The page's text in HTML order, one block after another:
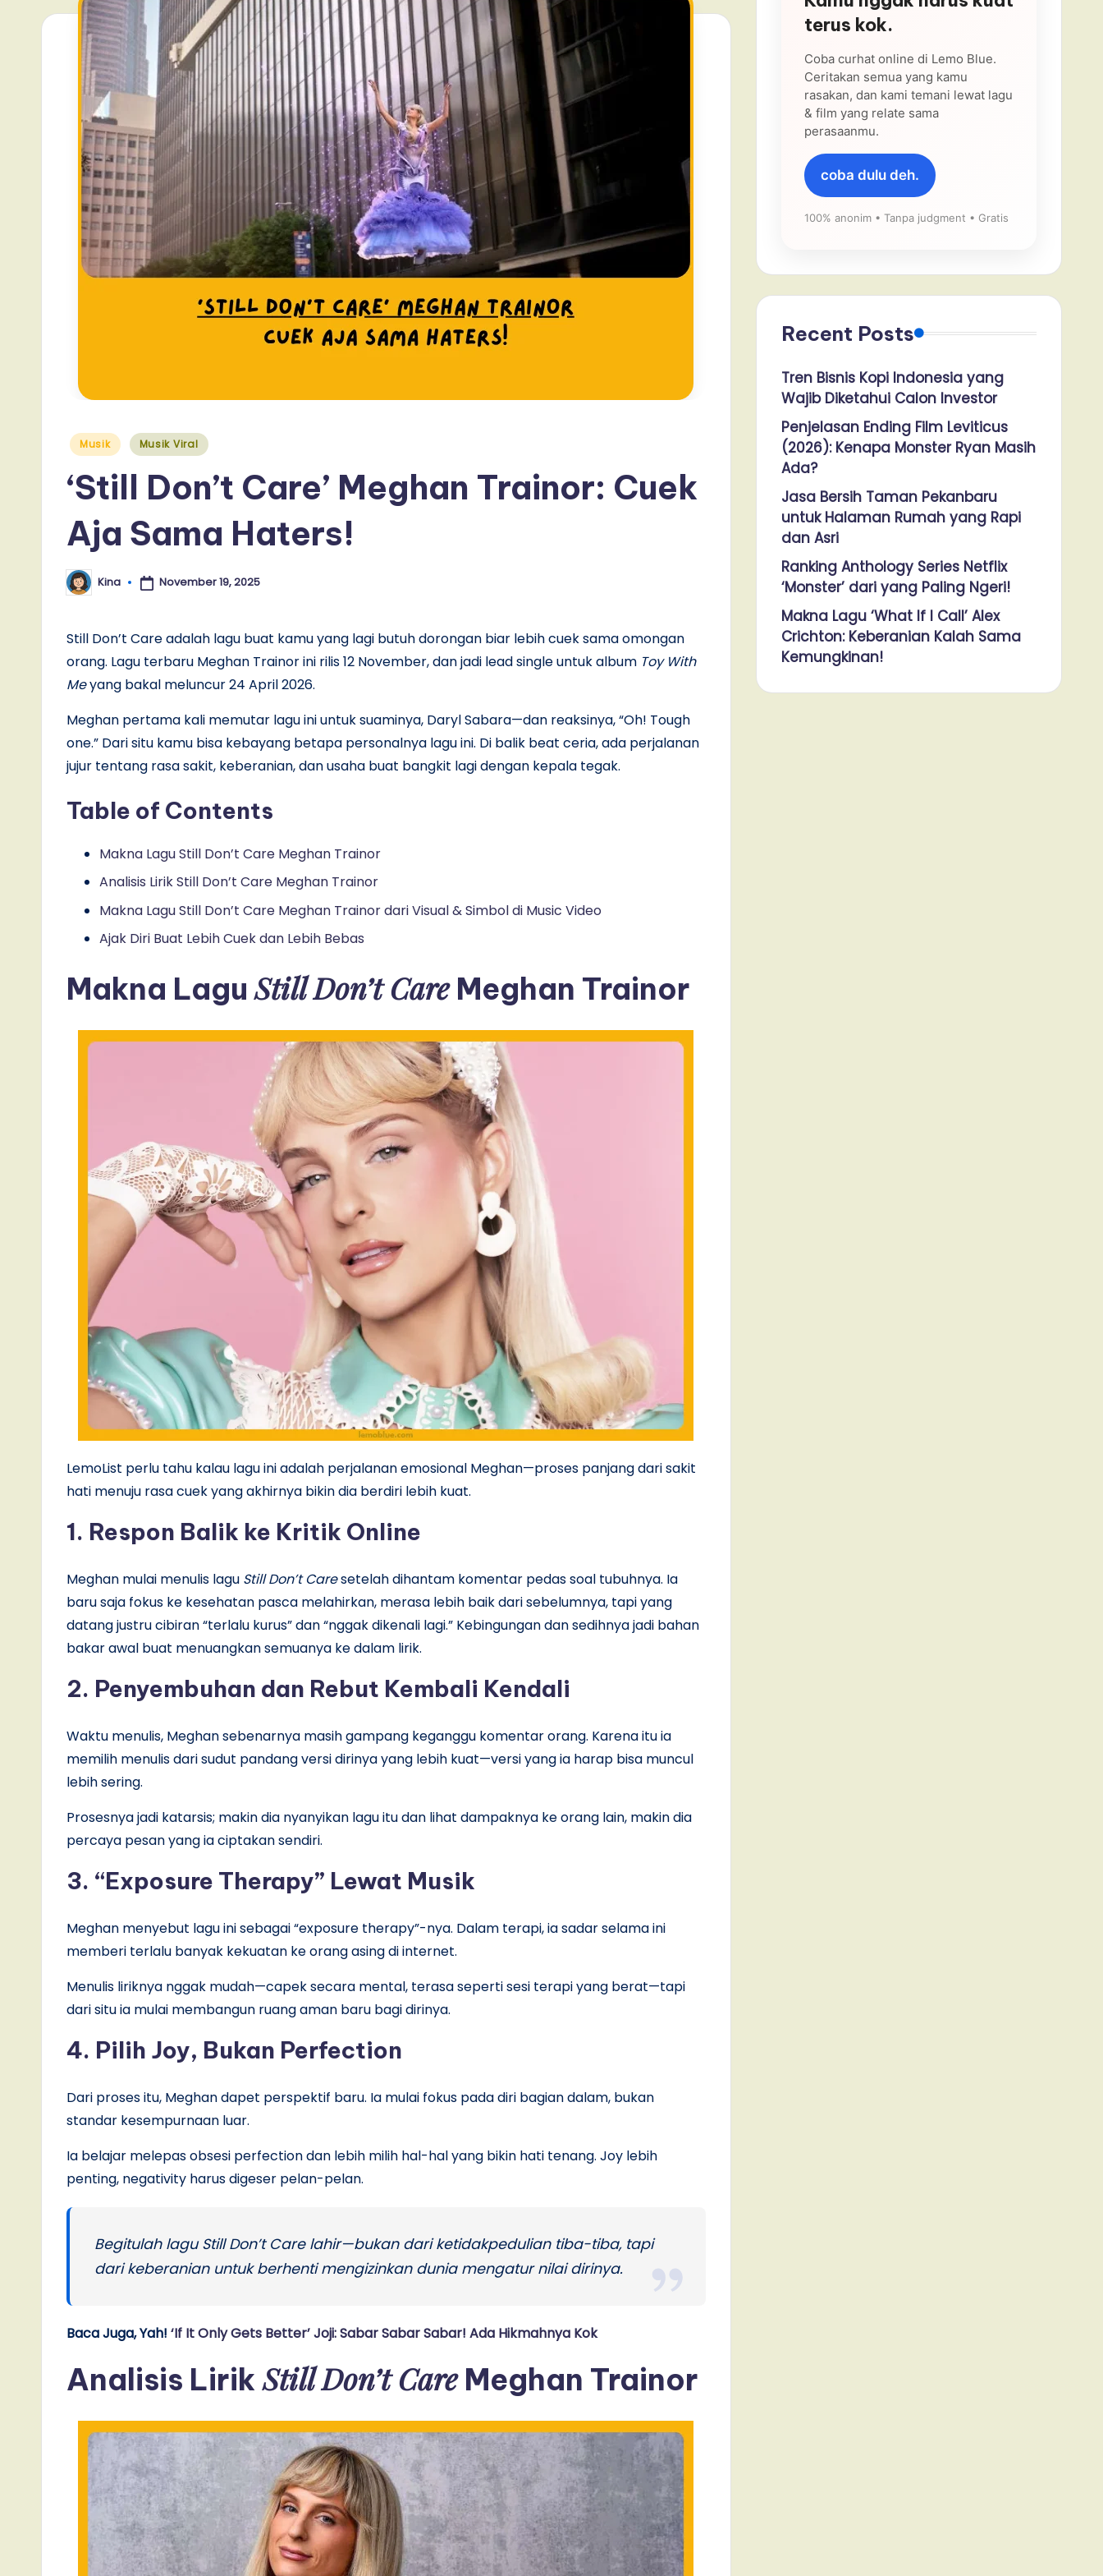
Posted
Musik Musik Viral
‘Still Don’t Care’ Meghan Trainor: Cuek
Aja Sama Haters!
Posted
by
Kina November 19, 2025
Still Don’t Care adalah lagu buat kamu yang lagi butuh dorongan biar lebih cuek sama omongan
orang. Lagu terbaru Meghan Trainor ini rilis 12 November, dan jadi lead single untuk album Toy With
Meyang bakal meluncur 24 April 2026.
Meghan pertama kali memutar lagu ini untuk suaminya, Daryl Sabara—dan reaksinya, “Oh! Tough
one.” Dari situ kamu bisa kebayang betapa personalnya lagu ini. Di balik beat ceria, ada perjalanan
jujur tentang rasa sakit, keberanian, dan usaha buat bangkit lagi dengan kepala tegak.
Table of Contents
Makna Lagu Still Don’t Care Meghan Trainor
Analisis Lirik Still Don’t Care Meghan Trainor
Makna Lagu Still Don’t Care Meghan Trainor dari Visual & Simbol di Music Video
Ajak Diri Buat Lebih Cuek dan Lebih Bebas
Makna LaguStill Don’t CareMeghan Trainor
LemoList perlu tahu kalau lagu ini adalah perjalanan emosional Meghan—proses panjang dari sakit
hati menuju rasa cuek yang akhirnya bikin dia berdiri lebih kuat.
1. Respon Balik ke Kritik Online
Meghan mulai menulis lagu Still Don’t Caresetelah dihantam komentar pedas soal tubuhnya. Ia
baru saja fokus ke kesehatan pasca melahirkan, merasa lebih baik dari sebelumnya, tapi yang
datang justru cibiran “terlalu kurus” dan “nggak dikenali lagi.” Kebingungan dan sedihnya jadi bahan
bakar awal buat menuangkan semuanya ke dalam lirik.
2. Penyembuhan dan Rebut Kembali Kendali
Waktu menulis, Meghan sebenarnya masih gampang keganggu komentar orang. Karena itu ia
memilih menulis dari sudut pandang versi dirinya yang lebih kuat—versi yang ia harap bisa muncul
lebih sering.
Prosesnya jadi katarsis; makin dia nyanyikan lagu itu dan lihat dampaknya ke orang lain, makin dia
percaya pesan yang ia ciptakan sendiri.
3. “Exposure Therapy” Lewat Musik
Meghan menyebut lagu ini sebagai “exposure therapy”-nya. Dalam terapi, ia sadar selama ini
memberi terlalu banyak kekuatan ke orang asing di internet.
Menulis liriknya nggak mudah—capek secara mental, terasa seperti sesi terapi yang berat—tapi
dari situ ia mulai membangun ruang aman baru bagi dirinya.
4. Pilih Joy, Bukan Perfection
Dari proses itu, Meghan dapet perspektif baru. Ia mulai fokus pada diri bagian dalam, bukan
standar kesempurnaan luar.
Ia belajar melepas obsesi perfection dan lebih milih hal-hal yang bikin hati tenang. Joy lebih
penting, negativity harus digeser pelan-pelan.
Begitulah lagu Still Don’t Care lahir—bukan dari ketidakpedulian tiba-tiba, tapi
dari keberanian untuk berhenti mengizinkan dunia mengatur nilai dirinya.
Baca Juga, Yah! ‘If It Only Gets Better’ Joji: Sabar Sabar Sabar! Ada Hikmahnya Kok
Analisis Lirik Still Don’t CareMeghan Trainor
terus kok.
Coba curhat online di Lemo Blue.
Ceritakan semua yang kamu
rasakan, dan kami temani lewat lagu
& film yang relate sama
perasaanmu.
coba dulu deh.
100% anonim • Tanpa judgment • Gratis
Recent Posts
Tren Bisnis Kopi Indonesia yang
Wajib Diketahui Calon Investor
Penjelasan Ending Film Leviticus
(2026): Kenapa Monster Ryan Masih
Ada?
Jasa Bersih Taman Pekanbaru
untuk Halaman Rumah yang Rapi
dan Asri
Ranking Anthology Series Netflix
‘Monster’ dari yang Paling Ngeri!
Makna Lagu ‘What If I Call’ Alex
Crichton: Keberanian Kalah Sama
Kemungkinan!